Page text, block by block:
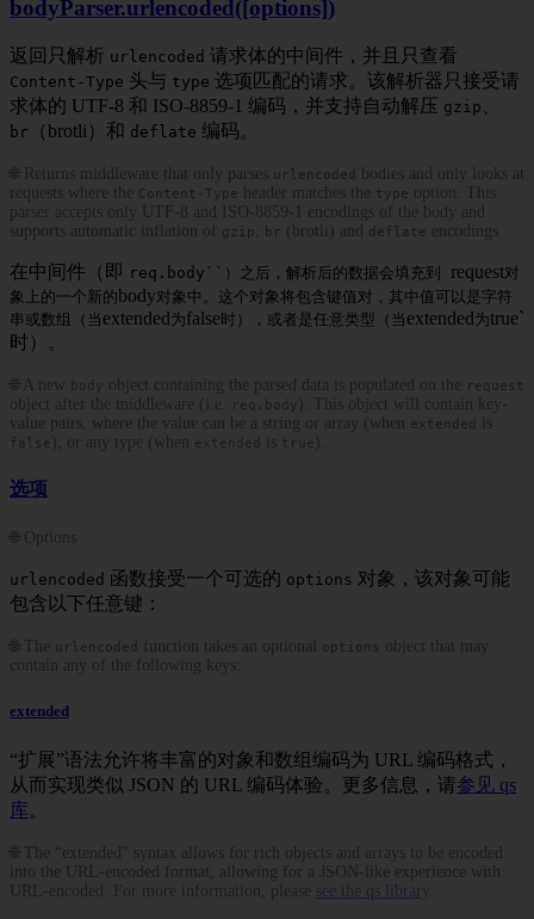
bodyParser.urlencoded([options])
返回只解析 urlencoded 请求体的中间件，并且只查看
Content-Type 头与 type 选项匹配的请求。该解析器只接受请
求体的 UTF-8 和 ISO-8859-1 编码，并支持自动解压 gzip
br （brotli）和 deflate 编码。
🌐 Returns middleware that only parses urlencoded
bodies and only looks at
requests where the
Content-Type header matches the type option. This
parser accepts only UTF-8 and ISO-8859-1 encodings of the body and
supports automatic inflation of
gzip br (brotli) and deflate encodings.
在中间件（即 req.body``）之后，解析后的数据会填充到 request对
象上的一个新的body对象中。这个对象将包含键值对，其中值可以是字符
串或数组（当 extended为false时），或者是任意类型（当 extended为true`
时）。
🌐 A new body object containing the parsed data is populated on the request
object after the middleware (i.e. req.body ). This object will contain key-
value pairs, where the value can be a string or array (when extended is
false ), or any type (when extended is true ).
选项
🌐 Options
urlencoded 函数接受一个可选的 options 对象，该对象可能
包含以下任意键：
🌐 The urlencoded function takes an optional options object that may
contain any of the following keys:
extended
“扩展”语法允许将丰富的对象和数组编码为 URL 编码格式，
从而实现类似 JSON 的 URL 编码体验。更多信息，请参见 qs
库。
🌐 The “extended” syntax allows for rich objects and arrays to be encoded
into the URL-encoded format, allowing for a JSON-like experience with
URL-encoded. For more information, please see the qs library